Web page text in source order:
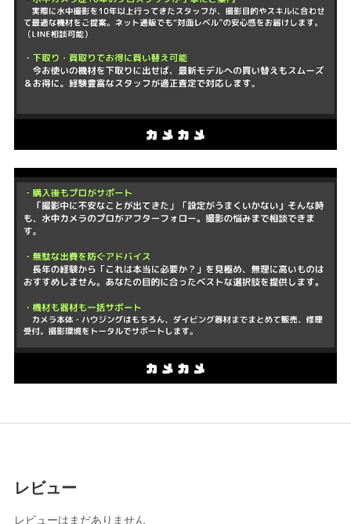
レビュー
レビューはまだありません